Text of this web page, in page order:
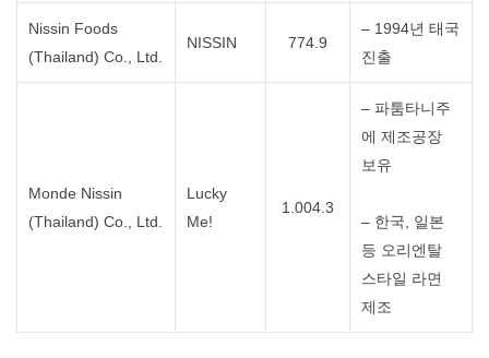
Nissin Foods
(Thailand) Co., Ltd.
NISSIN 774.9
– 1994년 태국
진출
Monde Nissin
(Thailand) Co., Ltd.
Lucky
Me!
1.004.3
– 파툼타니주
에 제조공장
보유
– 한국, 일본
등 오리엔탈
스타일 라면
제조